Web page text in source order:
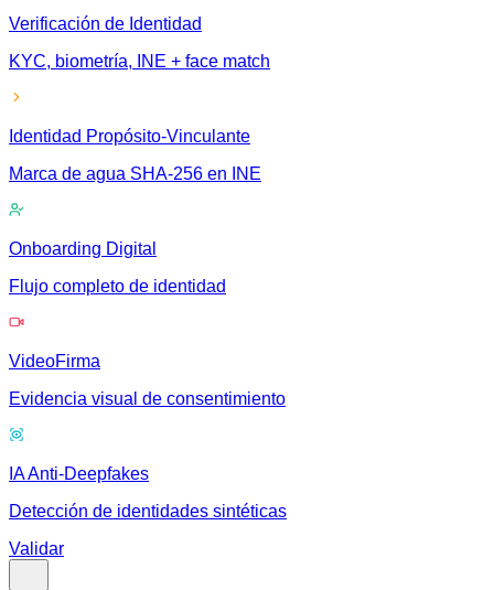
Verificación de Identidad
KYC, biometría, INE + face match
Identidad Propósito-Vinculante
Marca de agua SHA-256 en INE
Onboarding Digital
Flujo completo de identidad
VideoFirma
Evidencia visual de consentimiento
IA Anti-Deepfakes
Detección de identidades sintéticas
Validar